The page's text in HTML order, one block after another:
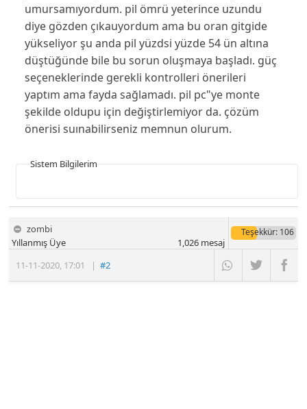
umursamıyordum. pil ömrü yeterince uzundu
diye gözden çıkauyordum ama bu oran gitgide
yükseliyor şu anda pil yüzdsi yüzde 54 ün altına
düştüğünde bile bu sorun oluşmaya başladı. güç
seçeneklerinde gerekli kontrolleri önerileri
yaptım ama fayda sağlamadı. pil pc"ye monte
şekilde oldupu için değiştirlemiyor da. çözüm
önerisi suınabilirseniz memnun olurum.
Sistem Bilgilerim
zombi
11-11-2020, 17:01 |#2
Yıllanmış Üye
Teşekkür: 106
1,026mesaj